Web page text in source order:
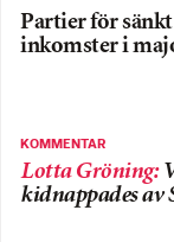
Partier för
inkomster i
KOMMENTAR
Lotta Gröning:
kidnappades av